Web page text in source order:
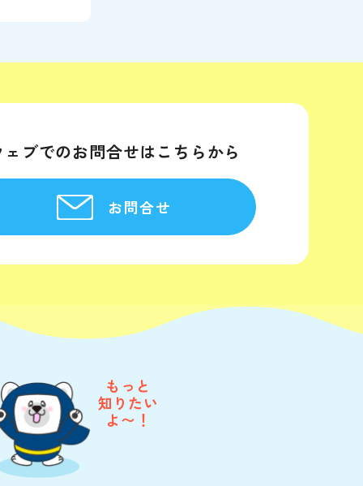
ェブでのお問合せはこちらから
お問合せ
もっと
知りたい
よ〜！